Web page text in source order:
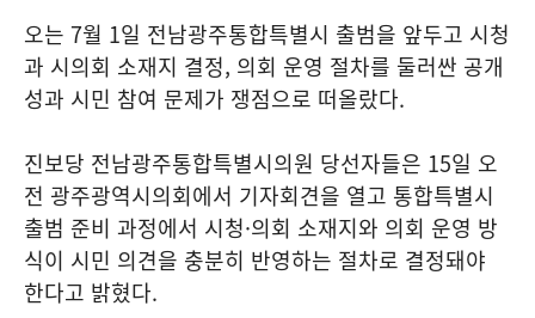
오는 7월 1일 전남광주통합특별시 출범을 앞두고 시청
과 시의회 소재지 결정, 의회 운영 절차를 둘러싼 공개
성과 시민 참여 문제가 쟁점으로 떠올랐다.
진보당 전남광주통합특별시의원 당선자들은 15일 오
전 광주광역시의회에서 기자회견을 열고 통합특별시
출범 준비 과정에서 시청·의회 소재지와 의회 운영 방
식이 시민 의견을 충분히 반영하는 절차로 결정돼야
한다고 밝혔다.